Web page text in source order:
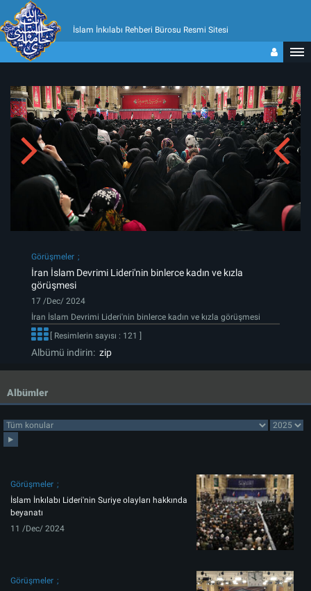
İslam İnkılabı Rehberi Bürosu Resmi Sitesi
Görüşmeler
İran İslam Devrimi Lideri'nin binlerce kadın ve kızla
görüşmesi
17 /Dec/ 2024
İran İslam Devrimi Lideri'nin binlerce kadın ve kızla görüşmesi
[ Resimlerin sayısı : 121 ]
Albümü indirin: zip
Albümler
Görüşmeler
İslam İnkılabı Lideri'nin Suriye olayları hakkında
beyanatı
11 /Dec/ 2024
Görüşmeler